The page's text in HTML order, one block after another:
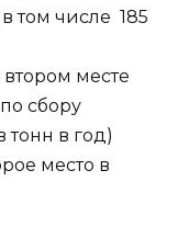
том числе 185
месте
сбору
тонн в год)
место в